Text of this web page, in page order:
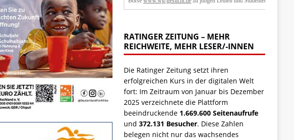
RATINGER ZEITUNG – MEHR
REICHWEITE, MEHR LESER/-INNEN
Die Ratinger Zeitung setzt ihren
erfolgreichen Kurs in der digitalen Welt
fort: Im Zeitraum von Januar bis Dezember
2025 verzeichnete die Plattform
beeindruckende 1.669.600 Seitenaufrufe
und 372.131 Besucher. Diese Zahlen
belegen nicht nur das wachsendes